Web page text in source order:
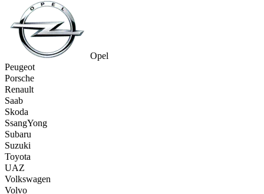
Opel
Peugeot
Porsche
Renault
Saab
Skoda
SsangYong
Subaru
Suzuki
Toyota
UAZ
Volkswagen
Volvo